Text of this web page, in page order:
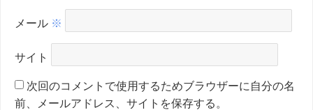
メール ※
サイト
次回のコメントで使用するためブラウザーに自分の名
前、メールアドレス、サイトを保存する。